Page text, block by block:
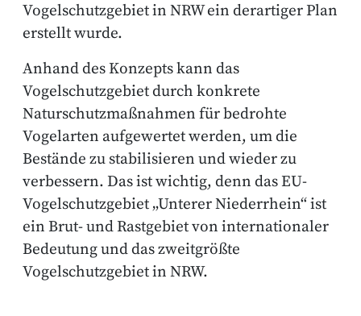
Vogelschutzgebiet in NRW ein derartiger Plan
erstellt wurde.
Anhand des Konzepts kann das
Vogelschutzgebiet durch konkrete
Naturschutzmaßnahmen für bedrohte
Vogelarten aufgewertet werden, um die
Bestände zu stabilisieren und wieder zu
verbessern. Das ist wichtig, denn das EU-
Vogelschutzgebiet „Unterer Niederrhein“ ist
ein Brut- und Rastgebiet von internationaler
Bedeutung und das zweitgrößte
Vogelschutzgebiet in NRW.